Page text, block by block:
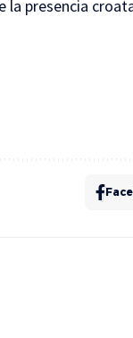
presencia